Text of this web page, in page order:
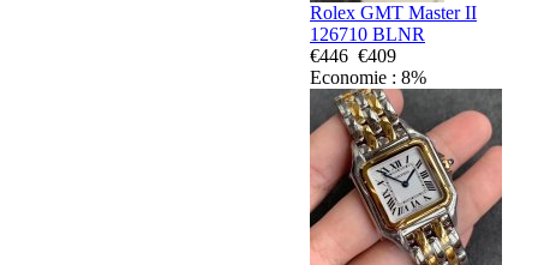
Rolex GMT Master II
126710 BLNR
€446 €409
Economie : 8%